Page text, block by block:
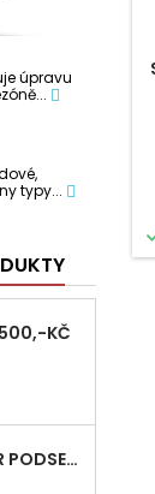
úpravu
typy...
KČ
BONTRAGER PODSEDLOVÁ BRAŠNIČKA PRO QUICK S